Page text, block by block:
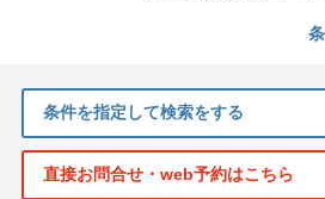
条件を指定して検索をする
直接お問合せ・web予約はこちら